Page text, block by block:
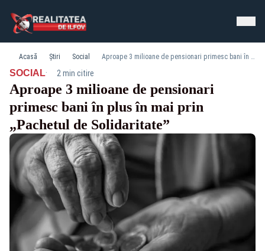
Acasă Știri Social Aproape 3 milioane de pensionari primesc bani în plus în mai prin „Pachetul de Solidaritate”
SOCIAL· 2 min citire
Aproape 3 milioane de pensionari
primesc bani în plus în mai prin
„Pachetul de Solidaritate”